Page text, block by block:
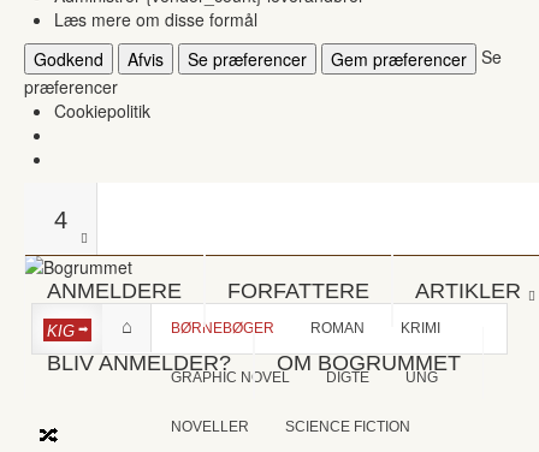
Læs mere om disse formål
Godkend
Afvis Se præferencer Gem præferencer Se
præferencer
Cookiepolitik
4
ANMELDERE FORFATTERE ARTIKLER
BLIV ANMELDER? OM BOGRUMMET
KIG BØRNEBØGER ROMAN KRIMI
GRAPHIC NOVEL DIGTE UNG
NOVELLER SCIENCE FICTION